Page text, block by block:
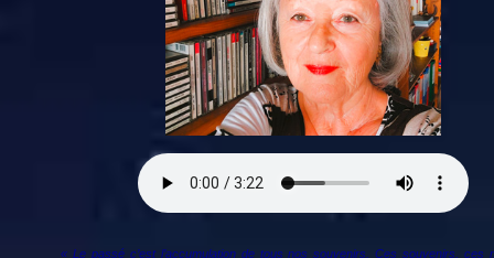
« Le passé c’est l’accumulation de tous nos souvenirs. Ces souvenirs, ces